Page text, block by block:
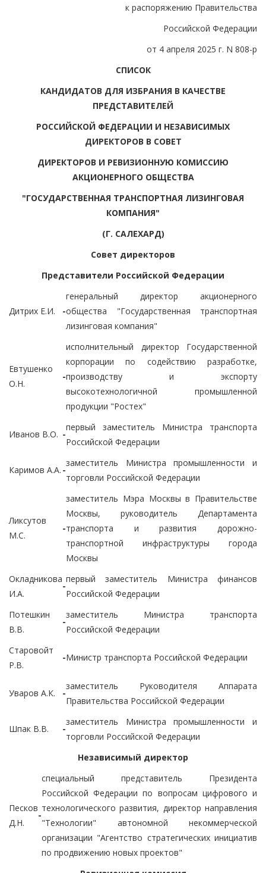
к распоряжению Правительства
Российской Федерации
от 4 апреля 2025 г. N 808-р
СПИСОК
КАНДИДАТОВ ДЛЯ ИЗБРАНИЯ В КАЧЕСТВЕ
ПРЕДСТАВИТЕЛЕЙ
РОССИЙСКОЙ ФЕДЕРАЦИИ И НЕЗАВИСИМЫХ
ДИРЕКТОРОВ В СОВЕТ
ДИРЕКТОРОВ И РЕВИЗИОННУЮ КОМИССИЮ
АКЦИОНЕРНОГО ОБЩЕСТВА
"ГОСУДАРСТВЕННАЯ ТРАНСПОРТНАЯ ЛИЗИНГОВАЯ
КОМПАНИЯ"
(Г. САЛЕХАРД)
Совет директоров
Представители Российской Федерации
Дитрих Е.И. -
генеральный директор акционерного
общества "Государственная транспортная
лизинговая компания"
Евтушенко
О.Н.
-
исполнительный директор Государственной
корпорации по содействию разработке,
производству и экспорту
высокотехнологичной промышленной
продукции "Ростех"
Иванов В.О. -
первый заместитель Министра транспорта
Российской Федерации
Каримов А.А. -
заместитель Министра промышленности и
торговли Российской Федерации
Ликсутов
М.С.
-
заместитель Мэра Москвы в Правительстве
Москвы, руководитель Департамента
транспорта и развития дорожно-
транспортной инфраструктуры города
Москвы
Окладникова
И.А.
-
первый заместитель Министра финансов
Российской Федерации
Потешкин
В.В.
-
заместитель Министра транспорта
Российской Федерации
Старовойт
Р.В.
-Министр транспорта Российской Федерации
Уваров А.К. -
заместитель Руководителя Аппарата
Правительства Российской Федерации
Шпак В.В. -
заместитель Министра промышленности и
торговли Российской Федерации
Независимый директор
Песков
Д.Н.
-
специальный представитель Президента
Российской Федерации по вопросам цифрового и
технологического развития, директор направления
"Технологии" автономной некоммерческой
организации "Агентство стратегических инициатив
по продвижению новых проектов"